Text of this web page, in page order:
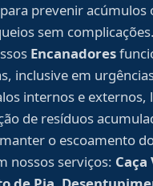
prevenir acúmulos
sem complicações.
Encanadores
inclusive em
internos e externos,
de resíduos
o escoamento
nossos serviços: